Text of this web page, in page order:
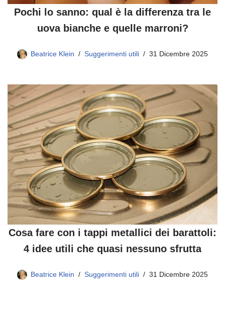
Pochi lo sanno: qual è la differenza tra le
uova bianche e quelle marroni?
Beatrice Klein Suggerimenti utili 31 Dicembre 2025
Cosa fare con i tappi metallici dei barattoli:
4 idee utili che quasi nessuno sfrutta
Beatrice Klein Suggerimenti utili 31 Dicembre 2025